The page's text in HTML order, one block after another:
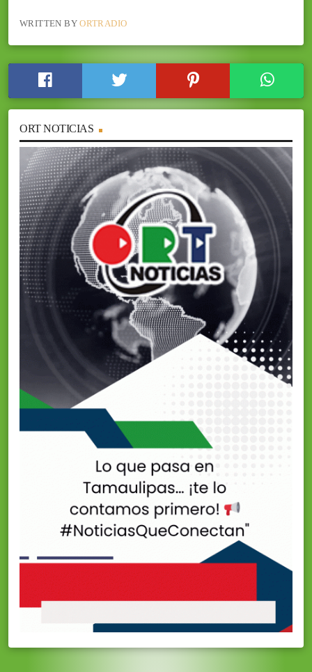
WRITTEN BYORTRADIO
ORT NOTICIAS